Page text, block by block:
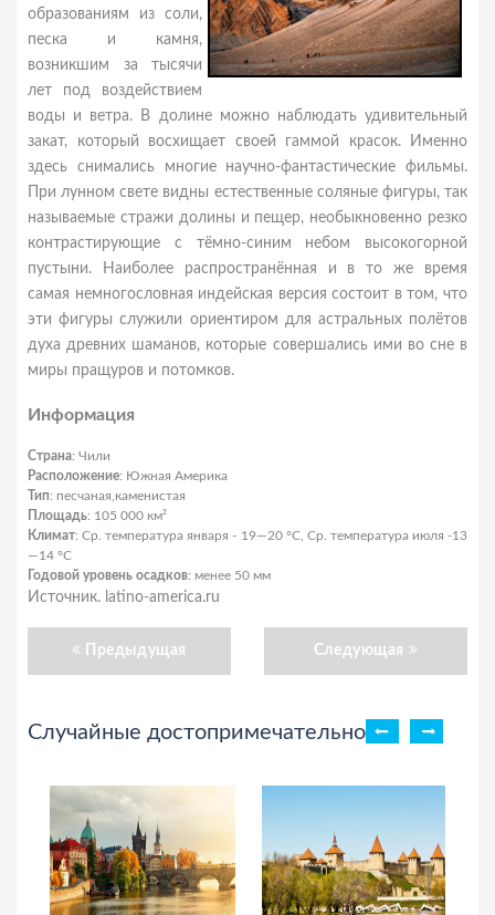
образованиям из соли,
песка и камня,
возникшим за тысячи
лет под воздействием
воды и ветра. В долине можно наблюдать удивительный
закат, который восхищает своей гаммой красок. Именно
здесь снимались многие научно-фантастические фильмы.
При лунном свете видны естественные соляные фигуры, так
называемые стражи долины и пещер, необыкновенно резко
контрастирующие с тёмно-синим небом высокогорной
пустыни. Наиболее распространённая и в то же время
самая немногословная индейская версия состоит в том, что
эти фигуры служили ориентиром для астральных полётов
духа древних шаманов, которые совершались ими во сне в
миры пращуров и потомков.
Информация
Страна: Чили
Расположение: Южная Америка
Тип: песчаная,каменистая
Площадь: 105 000 км²
Климат: Ср. температура января - 19—20 °C, Ср. температура июля -13
—14 °C
Годовой уровень осадков: менее 50 мм
Источник. latino-america.ru
Предыдущая Следующая
Случайные достопримечательности